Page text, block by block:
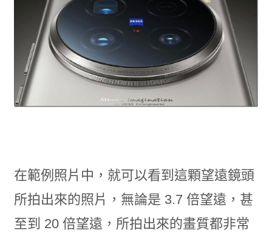
在範例照片中，就可以看到這顆望遠鏡頭
所拍出來的照片，無論是 3.7 倍望遠，甚
至到 20 倍望遠，所拍出來的畫質都非常